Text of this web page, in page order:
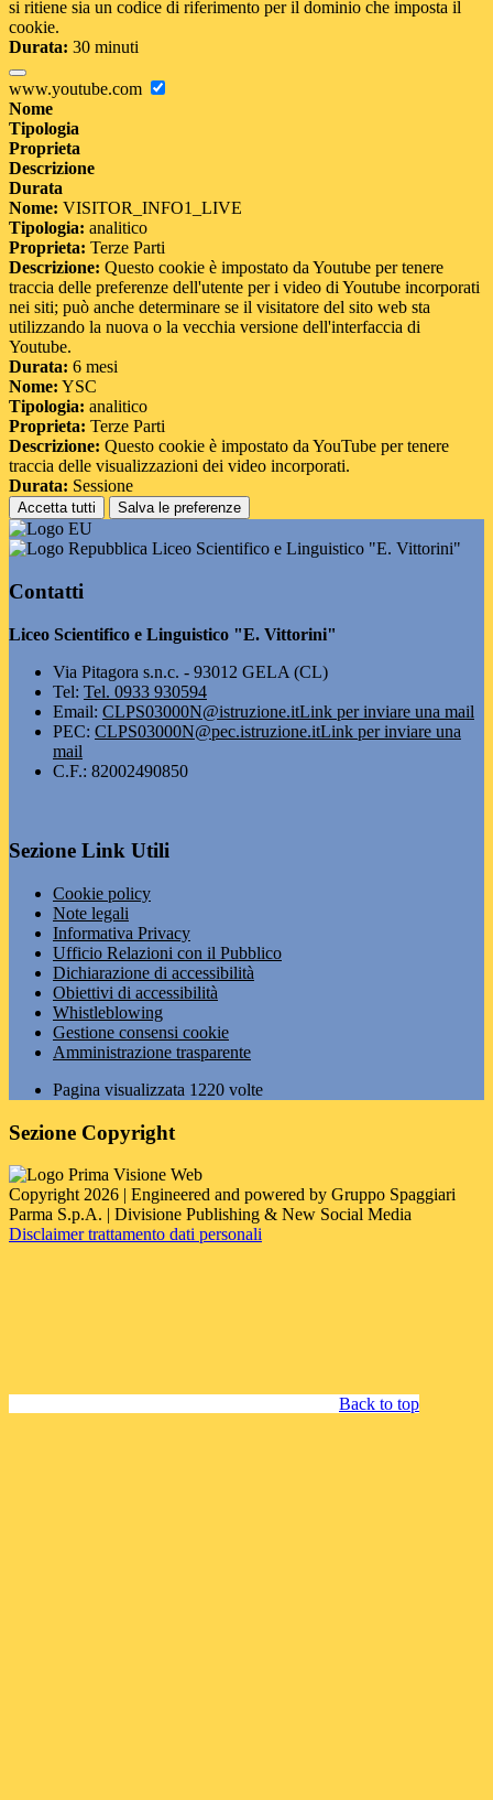
si ritiene sia un codice di riferimento per il dominio che imposta il
cookie.
Durata: 30 minuti
www.youtube.com
Nome
Tipologia
Proprieta
Descrizione
Durata
Nome: VISITOR_INFO1_LIVE
Tipologia: analitico
Proprieta: Terze Parti
Descrizione: Questo cookie è impostato da Youtube per tenere
traccia delle preferenze dell'utente per i video di Youtube incorporati
nei siti; può anche determinare se il visitatore del sito web sta
utilizzando la nuova o la vecchia versione dell'interfaccia di
Youtube.
Durata: 6 mesi
Nome: YSC
Tipologia: analitico
Proprieta: Terze Parti
Descrizione: Questo cookie è impostato da YouTube per tenere
traccia delle visualizzazioni dei video incorporati.
Durata: Sessione
Accetta tutti Salva le preferenze
Liceo Scientifico e Linguistico "E. Vittorini"
Contatti
Liceo Scientifico e Linguistico "E. Vittorini"
Via Pitagora s.n.c. - 93012 GELA (CL)
Tel: Tel. 0933 930594
Email: CLPS03000N@istruzione.itLink per inviare una mail
PEC: CLPS03000N@pec.istruzione.itLink per inviare una
mail
C.F.: 82002490850
Sezione Link Utili
Cookie policy
Note legali
Informativa Privacy
Ufficio Relazioni con il Pubblico
Dichiarazione di accessibilità
Obiettivi di accessibilità
Whistleblowing
Gestione consensi cookie
Amministrazione trasparente
Pagina visualizzata 1220 volte
Sezione Copyright
Copyright 2026 | Engineered and powered by Gruppo Spaggiari
Parma S.p.A. | Divisione Publishing & New Social Media
Disclaimer trattamento dati personali
Back to top